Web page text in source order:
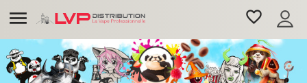
 favorite_border